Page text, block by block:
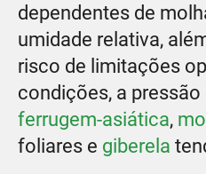
dependentes de
umidade relativa,
risco de limitações
condições, a
ferrugem-asiática,
foliares e giberela